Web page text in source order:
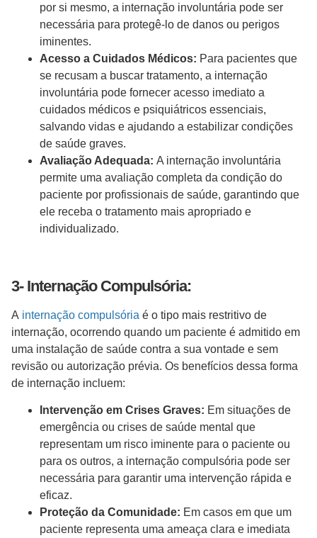
por si mesmo, a internação involuntária pode ser
necessária para protegê-lo de danos ou perigos
iminentes.
Acesso a Cuidados Médicos: Para pacientes que
se recusam a buscar tratamento, a internação
involuntária pode fornecer acesso imediato a
cuidados médicos e psiquiátricos essenciais,
salvando vidas e ajudando a estabilizar condições
de saúde graves.
Avaliação Adequada: A internação involuntária
permite uma avaliação completa da condição do
paciente por profissionais de saúde, garantindo que
ele receba o tratamento mais apropriado e
individualizado.
3- Internação Compulsória:
A internação compulsória é o tipo mais restritivo de
internação, ocorrendo quando um paciente é admitido em
uma instalação de saúde contra a sua vontade e sem
revisão ou autorização prévia. Os benefícios dessa forma
de internação incluem:
Intervenção em Crises Graves: Em situações de
emergência ou crises de saúde mental que
representam um risco iminente para o paciente ou
para os outros, a internação compulsória pode ser
necessária para garantir uma intervenção rápida e
eficaz.
Proteção da Comunidade: Em casos em que um
paciente representa uma ameaça clara e imediata